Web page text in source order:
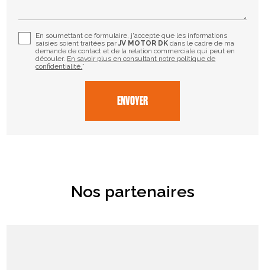
En soumettant ce formulaire, j'accepte que les informations
saisies soient traitées parJV MOTOR DK dans le cadre de ma
demande de contact et de la relation commerciale qui peut en
découler. En savoir plus en consultant notre politique de
confidentialité.*
Nos partenaires